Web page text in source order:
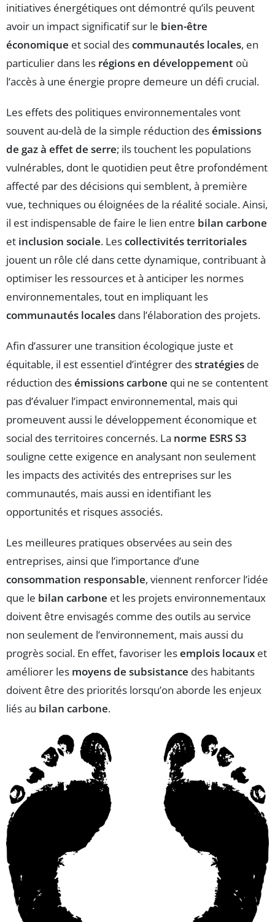
initiatives énergétiques ont démontré qu’ils peuvent
avoir un impact significatif sur le bien-être
économique et social descommunautés locales, en
particulier dans les régions en développement où
l’accès à une énergie propre demeure un défi crucial.
Les effets des politiques environnementales vont
souvent au-delà de la simple réduction desémissions
de gaz à effet de serre; ils touchent les populations
vulnérables, dont le quotidien peut être profondément
affecté par des décisions qui semblent, à première
vue, techniques ou éloignées de la réalité sociale. Ainsi,
il est indispensable de faire le lien entre bilan carbone
et inclusion sociale. Lescollectivités territoriales
jouent un rôle clé dans cette dynamique, contribuant à
optimiser les ressources et à anticiper les normes
environnementales, tout en impliquant les
communautés locales dans l’élaboration des projets.
Afin d’assurer une transition écologique juste et
équitable, il est essentiel d’intégrer desstratégies de
réduction desémissions carbone qui ne se contentent
pas d’évaluer l’impact environnemental, mais qui
promeuvent aussi le développement économique et
social des territoires concernés. La norme ESRS S3
souligne cette exigence en analysant non seulement
les impacts des activités des entreprises sur les
communautés, mais aussi en identifiant les
opportunités et risques associés.
Les meilleures pratiques observées au sein des
entreprises, ainsi que l’importance d’une
consommation responsable, viennent renforcer l’idée
que le bilan carbone et les projets environnementaux
doivent être envisagés comme des outils au service
non seulement de l’environnement, mais aussi du
progrès social. En effet, favoriser lesemplois locaux et
améliorer les moyens de subsistance des habitants
doivent être des priorités lorsqu’on aborde les enjeux
liés au bilan carbone.